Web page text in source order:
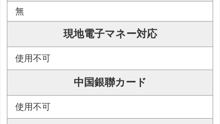
無
現地電子マネー対応
使用不可
中国銀聯カード
使用不可